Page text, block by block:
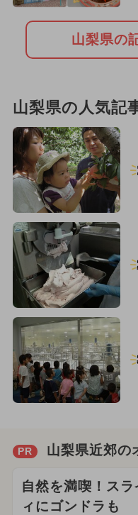
山梨県の
山梨県の人気記
PR 山梨県近郊の
自然を満喫！ス
ィにゴンドラも